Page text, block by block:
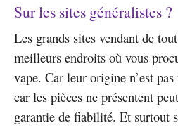
Sur les sites généralistes ?
Les grands sites vendant de
meilleurs endroits où vous
vape. Car leur origine n’est
car les pièces ne présentent
garantie de fiabilité. Et surtout